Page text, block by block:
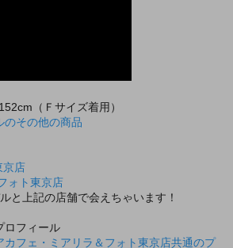
（Ｆサイズ着用）
のその他の商品
京店
ォト東京店
と上記の店舗で会えちゃいます！
ロフィール
カフェ・ミアリラ＆フォト東京店共通のプ